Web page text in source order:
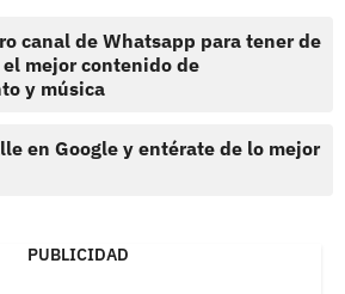
canal de Whatsapp para tener de
mejor contenido de
y música
en Google y entérate de lo mejor
PUBLICIDAD